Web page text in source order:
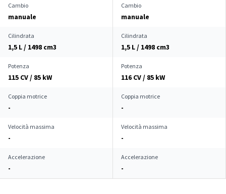
Cambio
manuale
Cambio
manuale
Cilindrata
1,5 L / 1498 cm3
Cilindrata
1,5 L / 1498 cm3
Potenza
115 CV / 85 kW
Potenza
116 CV / 85 kW
Coppia motrice
-
Coppia motrice
-
Velocità massima
-
Velocità massima
-
Accelerazione
-
Accelerazione
-